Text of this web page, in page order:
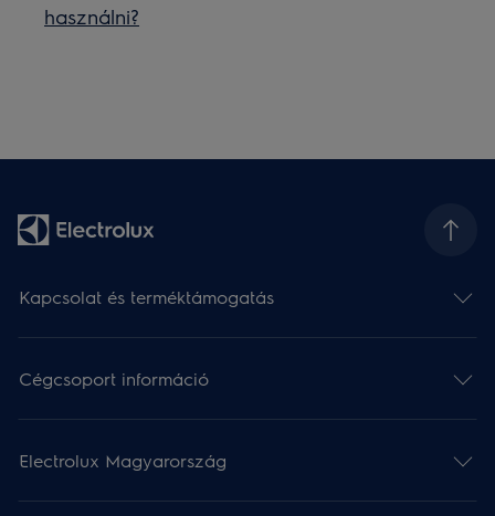
használni?
Kapcsolat és terméktámogatás
Cégcsoport információ
Electrolux Magyarország